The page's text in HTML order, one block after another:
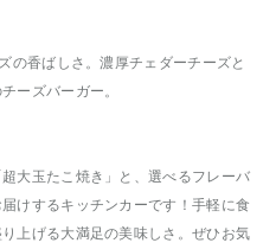
の香ばしさ。濃厚チェダーチーズと
ーズバーガー。
大玉たこ焼き」と、選べるフレーバ
けするキッチンカーです！手軽に食
上げる大満足の美味しさ。ぜひお気